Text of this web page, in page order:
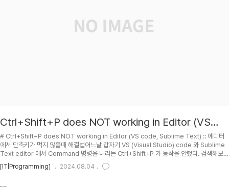
Ctrl+Shift+P does NOT working in Editor (VS
code, Sublime Text) :: 에디터에서 단축키가 먹지 않
을때 해결법
# Ctrl+Shift+P does NOT working in Editor (VS code, Sublime Text) :: 에디터
에서 단축키가 먹지 않을때 해결법어느날 갑자기 VS (Visual Studio) code 와 Sublime
Text editor 에서 Command 명령을 내리는 Ctrl+Shift+P 가 동작을 안했다. 검색해보니
가능한 시나리오가 다음과 같았다. stackoverflow.com :: Command Palette
shortcut not working in Sublime Text3A user installed plugin or custom key
[IT|Programming] 2024.08.04